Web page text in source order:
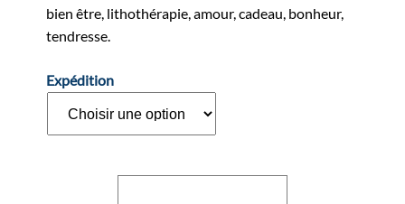
bien être, lithothérapie, amour, cadeau, bonheur,
tendresse.
Expédition